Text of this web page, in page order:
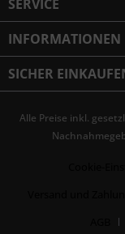
SERVICE
INFORMATIONEN
SICHER
Alle Preise inkl.